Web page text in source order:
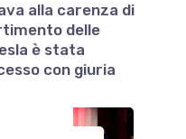
alla carenza di
delle
è stata
con giuria